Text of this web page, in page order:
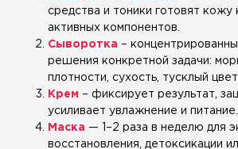
средства и тоники готовят кожу
активных компонентов.
Сыворотка –
решения конкретной задачи:
плотности, сухость, тусклый цвет
Крем – фиксирует результат,
усиливает увлажнение и питание.
Маска — 1–2 раза в неделю для
восстановления, детоксикации